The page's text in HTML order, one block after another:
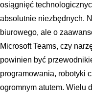
osiągnięć
absolutnie niezbędnych.
biurowego, ale o
Microsoft Teams, czy
powinien być
programowania, robotyki
ogromnym atutem. Wielu